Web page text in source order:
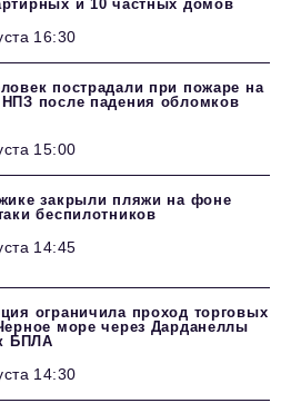
и 10 частных домов
16:30
пострадали при пожаре на
после падения обломков
15:00
закрыли пляжи на фоне
беспилотников
14:45
ограничила проход торговых
море через Дарданеллы
БПЛА
14:30